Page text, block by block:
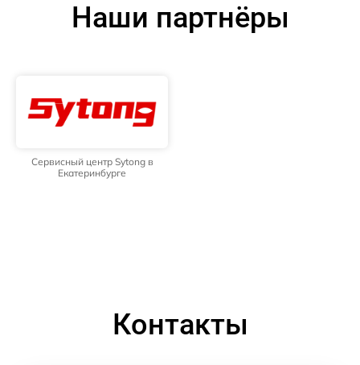
Наши партнёры
Сервисный центр Sytong в
Екатеринбурге
Контакты